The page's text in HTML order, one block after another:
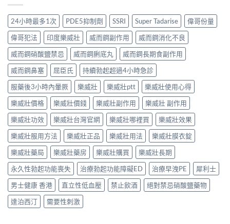
24小時最多1次 PDE5抑制劑 SSRI Super Tadarise
偉哥份量
偉哥犯法
印度樂威壯 威而鋼副作用
威而鋼消化不良
威而鋼硝酸鹽禁忌
威而鋼脷底丸
威而鋼長期食副作用
威而鋼鼻塞
屈臣氏
持續勃起超過4小時急診
服藥後3小時內暈厥
樂威壯 樂威壯ptt
樂威壯使用心得
樂威壯價格
樂威壯價錢 樂威壯副作用
樂威壯 副作用
樂威壯功效
樂威壯台灣官網 樂威壯哪裡買
樂威壯效果
樂威壯服用方法
樂威壯正品 樂威壯用法
樂威壯膜衣錠
樂威壯藥局
樂威壯藥房 樂威壯購買
樂威壯長期
永久性勃起功能喪失
治療勃起功能障礙ED 治療早洩PE
犀利士
男士健康 香港
直立性低血壓 禁止飲酒
絕對禁忌硝酸鹽藥物
達泊西汀
需要性刺激